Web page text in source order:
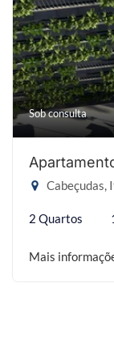
Sob consulta
Cabeçudas,
2 Quartos
Mais